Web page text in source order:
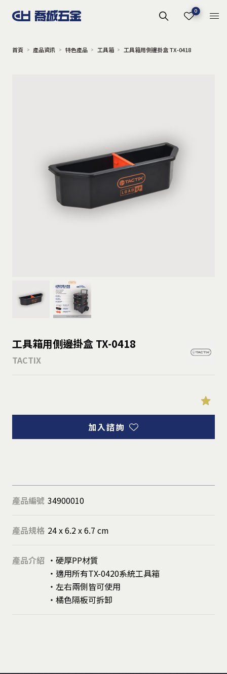
0
首頁 產品資訊 特色產品 工具箱 工具箱用側邊掛盒 TX-0418
工具箱用側邊掛盒 TX-0418
TACTIX
加入諮詢
產品編號 34900010
產品規格 24 x 6.2 x 6.7 cm
產品介紹 ・硬厚PP材質
・適用所有TX-0420系統工具箱
・左右兩側皆可使用
・橘色隔板可拆卸